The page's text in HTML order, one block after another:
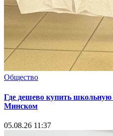
Общество
Где дешево купить
Минском
05.08.26 11:37